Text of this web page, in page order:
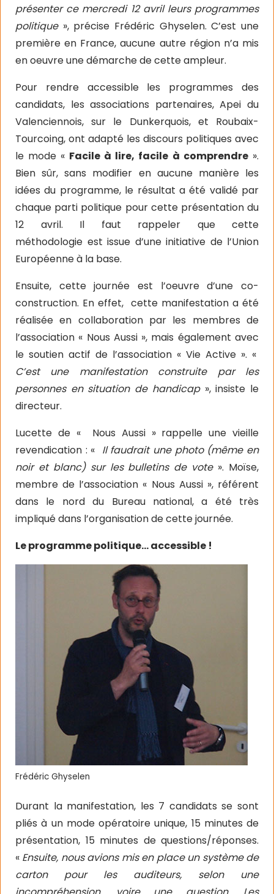
présenter ce mercredi 12 avril leurs programmes
politique », précise Frédéric Ghyselen. C’est une
première en France, aucune autre région n’a mis
en oeuvre une démarche de cette ampleur.
Pour rendre accessible les programmes des
candidats, les associations partenaires, Apei du
Valenciennois, sur le Dunkerquois, et Roubaix-
Tourcoing, ont adapté les discours politiques avec
le mode « Facile à lire, facile à comprendre».
Bien sûr, sans modifier en aucune manière les
idées du programme, le résultat a été validé par
chaque parti politique pour cette présentation du
12 avril. Il faut rappeler que cette
méthodologie est issue d’une initiative de l’Union
Européenne à la base.
Ensuite, cette journée est l’oeuvre d’une co-
construction. En effet, cette manifestation a été
réalisée en collaboration par les membres de
l’association « Nous Aussi », mais également avec
le soutien actif de l’association « Vie Active ». «
C’est une manifestation construite par les
personnes en situation de handicap », insiste le
directeur.
Lucette de « Nous Aussi » rappelle une vieille
revendication : « Il faudrait une photo (même en
noir et blanc) sur les bulletins de vote ». Moïse,
membre de l’association « Nous Aussi », référent
dans le nord du Bureau national, a été très
impliqué dans l’organisation de cette journée.
Le programme politique… accessible !
Frédéric Ghyselen
Durant la manifestation, les 7 candidats se sont
pliés à un mode opératoire unique, 15 minutes de
présentation, 15 minutes de questions/réponses.
« Ensuite, nous avions mis en place un système de
carton pour les auditeurs, selon une